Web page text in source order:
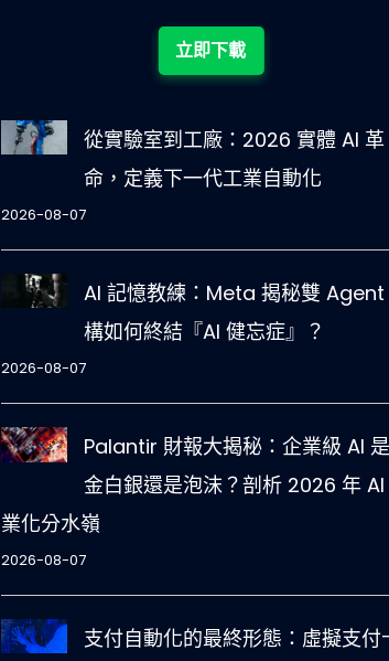
立即下載
從實驗室到工廠：2026 實體 AI 革
命，定義下一代工業自動化
2026-08-07
AI 記憶教練：Meta 揭秘雙 Agent
構如何終結『AI 健忘症』？
2026-08-07
Palantir 財報大揭秘：企業級 AI
金白銀還是泡沫？剖析 2026 年 AI
業化分水嶺
2026-08-07
支付自動化的最終形態：虛擬支付